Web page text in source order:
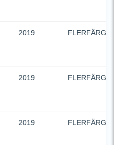
2019
2019
2019